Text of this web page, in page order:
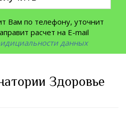
Вам по телефону, уточнит
расчет на E-mail
данных
Здоровье